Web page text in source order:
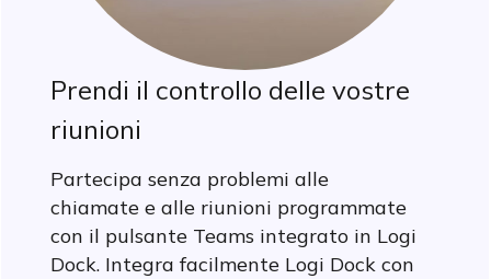
Prendi il controllo delle vostre
riunioni
Partecipa senza problemi alle
chiamate e alle riunioni programmate
con il pulsante Teams integrato in Logi
Dock. Integra facilmente Logi Dock con